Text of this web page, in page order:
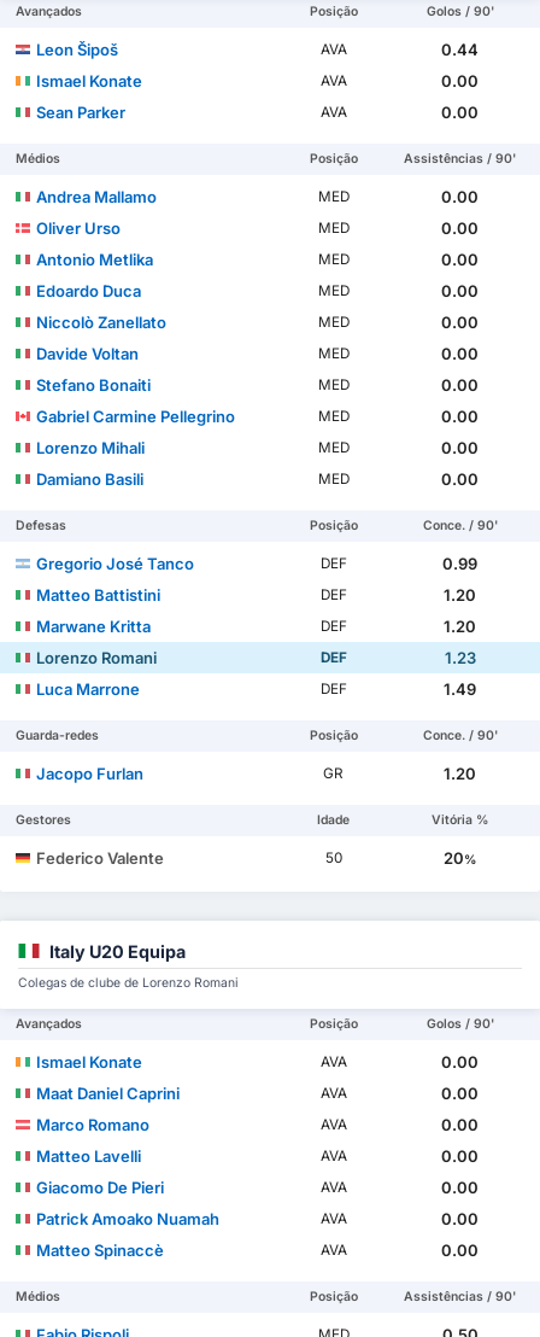
Avançados Posição Golos / 90'
Leon Šipoš AVA
0.44
Ismael Konate
AVA
0.00
Sean Parker
AVA 0.00
Médios Posição Assistências / 90'
Andrea Mallamo MED
0.00
Oliver Urso
MED
0.00
Antonio Metlika
MED
0.00
Edoardo Duca
MED
0.00
Niccolò Zanellato
MED
0.00
Davide Voltan
MED
0.00
Stefano Bonaiti
MED
0.00
Gabriel Carmine Pellegrino
MED
0.00
Lorenzo Mihali
MED
0.00
Damiano Basili
MED 0.00
Defesas Posição Conce. / 90'
Gregorio José Tanco DEF
0.99
Matteo Battistini
DEF
1.20
Marwane Kritta
DEF
1.20
Lorenzo Romani
DEF
1.23
Luca Marrone
DEF 1.49
Guarda-redes Posição Conce. / 90'
Jacopo Furlan GR 1.20
Gestores Idade Vitória %
Federico Valente 50 20%
Italy U20 Equipa
Colegas de clube de Lorenzo Romani
Avançados Posição Golos / 90'
Ismael Konate AVA
0.00
Maat Daniel Caprini
AVA
0.00
Marco Romano
AVA
0.00
Matteo Lavelli
AVA
0.00
Giacomo De Pieri
AVA
0.00
Patrick Amoako Nuamah
AVA
0.00
Matteo Spinaccè
AVA 0.00
Médios Posição Assistências / 90'